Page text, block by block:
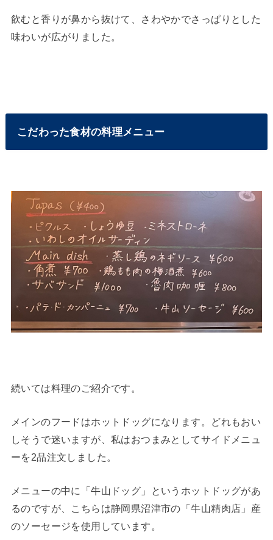
飲むと香りが鼻から抜けて、さわやかでさっぱりとした
味わいが広がりました。
こだわった食材の料理メニュー
続いては料理のご紹介です。
メインのフードはホットドッグになります。どれもおい
しそうで迷いますが、私はおつまみとしてサイドメニュ
ーを2品注文しました。
メニューの中に「牛山ドッグ」というホットドッグがあ
るのですが、こちらは静岡県沼津市の「牛山精肉店」産
のソーセージを使用しています。